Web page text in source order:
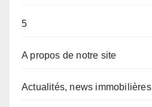
5
A propos de notre site
Actualités, news immobilières